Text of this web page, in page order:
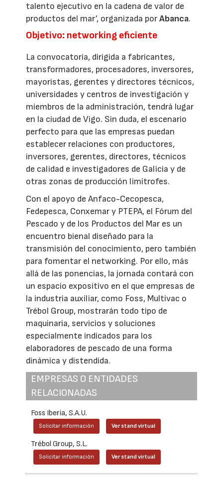
talento ejecutivo en la cadena de valor de
productos del mar’, organizada porAbanca.
Objetivo: networking eficiente
La convocatoria, dirigida a fabricantes,
transformadores, procesadores, inversores,
mayoristas, gerentes y directores técnicos,
universidades y centros de investigación y
miembros de la administración, tendrá lugar
en la ciudad de Vigo. Sin duda, el escenario
perfecto para que las empresas puedan
establecer relaciones con productores,
inversores, gerentes, directores, técnicos
de calidad e investigadores de Galicia y de
otras zonas de producción limítrofes.
Con el apoyo de Anfaco-Cecopesca,
Fedepesca, Conxemar y PTEPA, el Fórum del
Pescado y de los Productos del Mar es un
encuentro bienal diseñado para la
transmisión del conocimiento, pero también
para fomentar el networking. Por ello, más
allá de las ponencias, la jornada contará con
un espacio expositivo en el que empresas de
la industria auxiliar, como Foss, Multivac o
Trébol Group, mostrarán todo tipo de
maquinaria, servicios y soluciones
especialmente indicados para los
elaboradores de pescado de una forma
dinámica y distendida.
EMPRESAS O ENTIDADES
RELACIONADAS
Foss Iberia, S.A.U.
Solicitar información Ver stand virtual
Trébol Group, S.L.
Solicitar información Ver stand virtual